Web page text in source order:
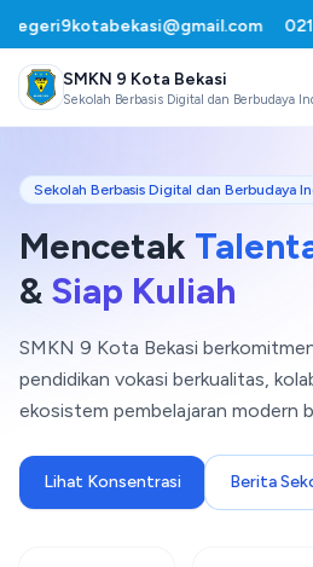
021-
SMKN 9 Kota Bekasi
Sekolah Berbasis Digital dan Berbudaya
Sekolah Berbasis Digital dan Berbudaya
Mencetak
& Siap Kuliah
SMKN 9 Kota Bekasi
pendidikan vokasi berkualitas,
ekosistem pembelajaran modern
Lihat Konsentrasi Berita